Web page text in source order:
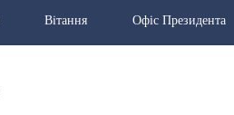
Вiтання Офіс Президента